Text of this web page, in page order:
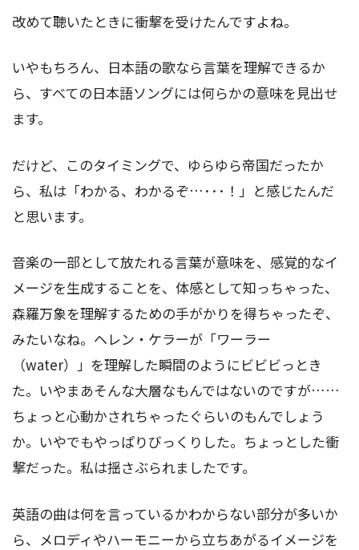
改めて聴いたときに衝撃を受けたんですよね。
いやもちろん、日本語の歌なら言葉を理解できるか
ら、すべての日本語ソングには何らかの意味を見出せ
ます。
だけど、このタイミングで、ゆらゆら帝国だったか
ら、私は「わかる、わかるぞ…･･･！」と感じたんだ
と思います。
音楽の一部として放たれる言葉が意味を、感覚的なイ
メージを生成することを、体感として知っちゃった、
森羅万象を理解するための手がかりを得ちゃったぞ、
みたいなね。ヘレン・ケラーが「ワーラー
（water）」を理解した瞬間のようにビビビっとき
た。いやまあそんな大層なもんではないのですが……
ちょっと心動かされちゃったぐらいのもんでしょう
か。いやでもやっぱりびっくりした。ちょっとした衝
撃だった。私は揺さぶられましたです。
英語の曲は何を言っているかわからない部分が多いか
ら、メロディやハーモニーから立ちあがるイメージを